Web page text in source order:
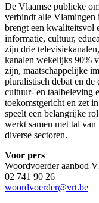
De Vlaamse publieke
verbindt alle Vlamingen
brengt een kwaliteitsvol
informatie, cultuur,
zijn drie
kanalen wekelijks 90%
zijn, maatschappelijke
pluralistisch debat en
cultuur- en taalbeleving
toekomstgericht en zet
speelt een belangrijke
werkt samen met tal
diverse sectoren.
Voor pers
Woordvoerder aanbod
02 741 90 26
woordvoerder@vrt.be